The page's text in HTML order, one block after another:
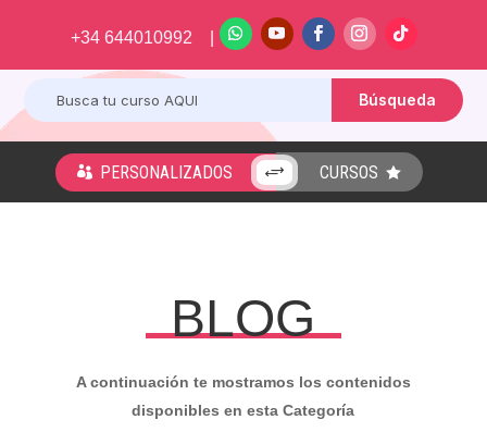
+34 644010992 |
 PERSONALIZADOS + CURSOS 
BLOG
A continuación te mostramos los contenidos
disponibles en esta Categoría